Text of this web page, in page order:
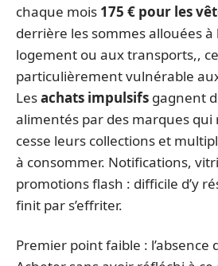
chaque mois 175 € pour les
derrière les sommes allouées à
logement ou aux transports,,
particulièrement vulnérable
Lesachats impulsifs gagnent
alimentés par des marques
cesse leurs collections et
à consommer. Notifications,
promotions flash : difficile d’y
finit par s’effriter.
Premier point faible : l’absence